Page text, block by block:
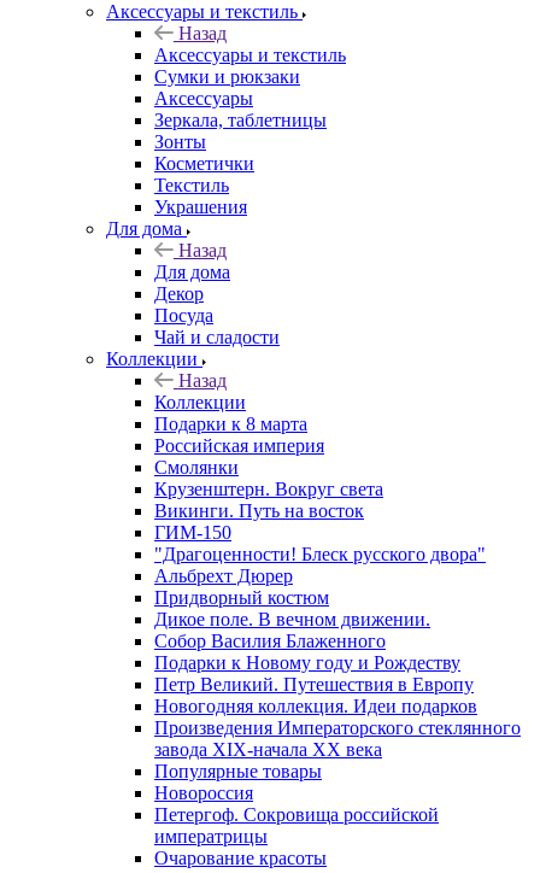
Аксессуары и текстиль
Назад
Аксессуары и текстиль
Сумки и рюкзаки
Аксессуары
Зеркала, таблетницы
Зонты
Косметички
Текстиль
Украшения
Для дома
Назад
Для дома
Декор
Посуда
Чай и сладости
Коллекции
Назад
Коллекции
Подарки к 8 марта
Российская империя
Смолянки
Крузенштерн. Вокруг света
Викинги. Путь на восток
ГИМ-150
"Драгоценности! Блеск русского двора"
Альбрехт Дюрер
Придворный костюм
Дикое поле. В вечном движении.
Собор Василия Блаженного
Подарки к Новому году и Рождеству
Петр Великий. Путешествия в Европу
Новогодняя коллекция. Идеи подарков
Произведения Императорского стеклянного
завода XIX-начала XX века
Популярные товары
Новороссия
Петергоф. Сокровища российской
императрицы
Очарование красоты